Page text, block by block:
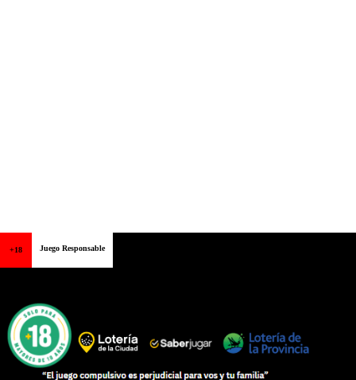
+18 Juego Responsable